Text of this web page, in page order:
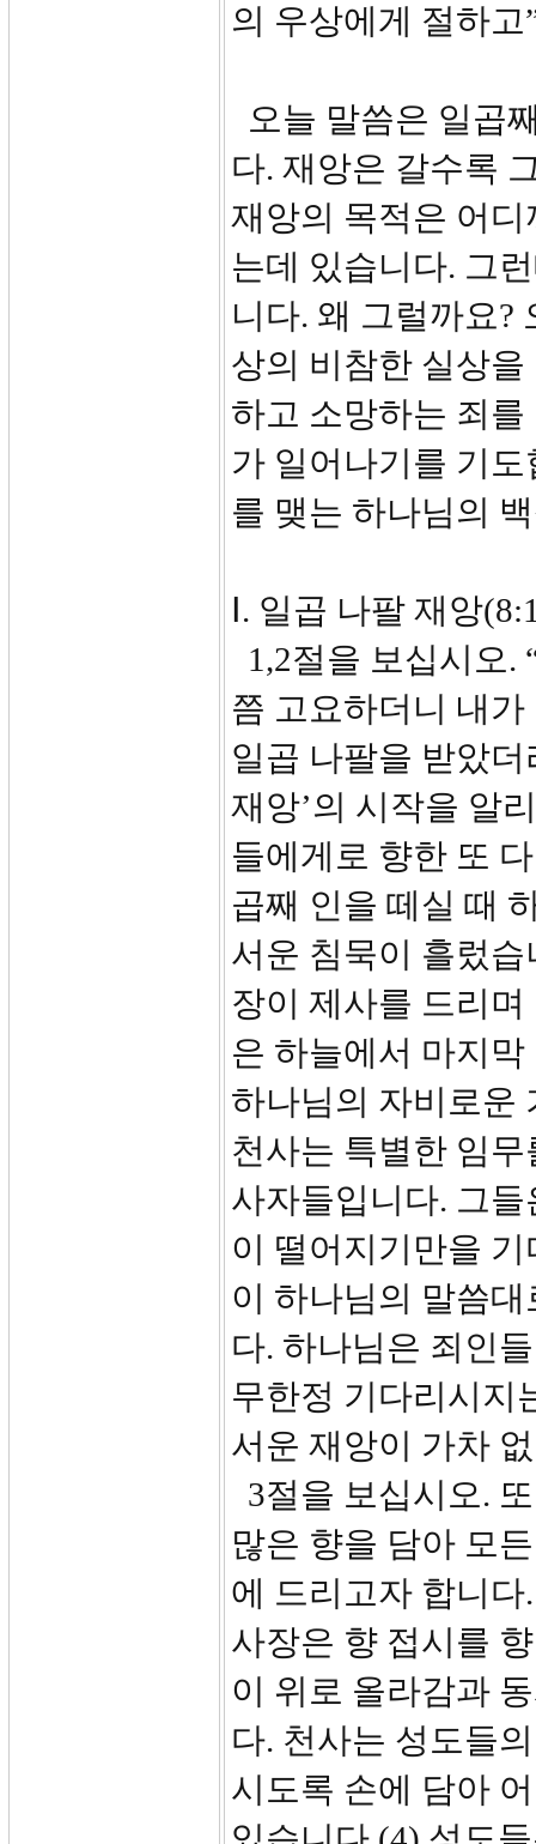
의 우상에게 절하
오늘 말씀은 일곱
다. 재앙은 갈수록
재앙의 목적은 어
는데 있습니다. 그
니다. 왜 그럴까요?
상의 비참한 실상
하고 소망하는 죄
가 일어나기를 기
를 맺는 하나님의
Ⅰ. 일곱 나팔 재앙
1,2절을 보십시오.
쯤 고요하더니 내
일곱 나팔을 받았
재앙’의 시작을 알
들에게로 향한 또
곱째 인을 떼실 때
서운 침묵이 흘렀
장이 제사를 드리
은 하늘에서 마지
하나님의 자비로운
천사는 특별한 임
사자들입니다. 그
이 떨어지기만을
이 하나님의 말씀
다. 하나님은 죄인
무한정 기다리시지
서운 재앙이 가차
3절을 보십시오.
많은 향을 담아 모
에 드리고자 합니
사장은 향 접시를
이 위로 올라감과
다. 천사는 성도들
시도록 손에 담아